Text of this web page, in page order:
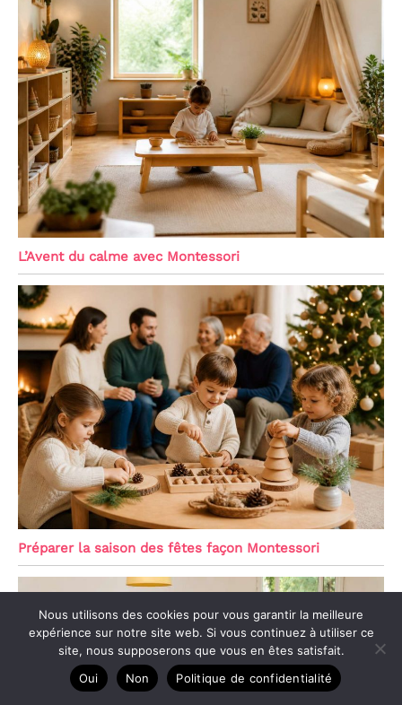
L’Avent du calme avec Montessori
Préparer la saison des fêtes façon Montessori
Nous utilisons des cookies pour vous garantir la meilleure
expérience sur notre site web. Si vous continuez à utiliser ce
site, nous supposerons que vous en êtes satisfait.
Oui
Non Politique de confidentialité